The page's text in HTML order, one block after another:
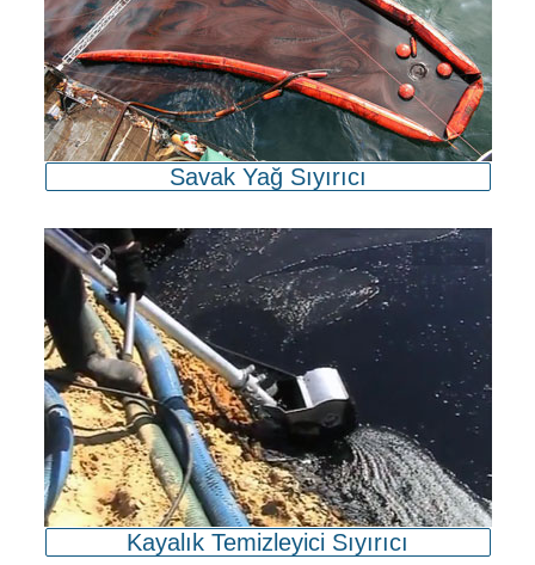
Savak Yağ Sıyırıcı
Kayalık Temizleyici Sıyırıcı